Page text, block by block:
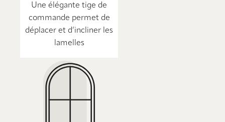
Une élégante tige de
commande permet de
déplacer et d’incliner les
lamelles